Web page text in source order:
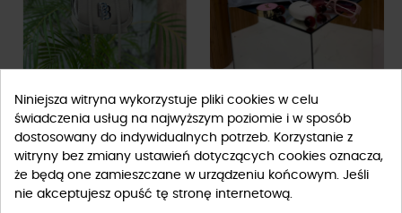
la...! beżowa
449,10 zł 499,00 zł
błękitna
299,00 zł 529,00 zł
-230 zł
Wyprzedaż
-40%
Wyprzedaż
Niniejsza witryna wykorzystuje pliki cookies w celu
świadczenia usług na najwyższym poziomie i w sposób
dostosowany do indywidualnych potrzeb. Korzystanie z
witryny bez zmiany ustawień dotyczących cookies oznacza,
że będą one zamieszczane w urządzeniu końcowym. Jeśli
nie akceptujesz opuść tę stronę internetową.
FILTRUJ